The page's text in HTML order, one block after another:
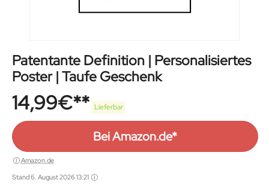
Patentante Definition | Personalisiertes
Poster | Taufe Geschenk
14,99€ Lieferbar
Bei Amazon.de*
Amazon.de
Stand 6. August 2026 13:21